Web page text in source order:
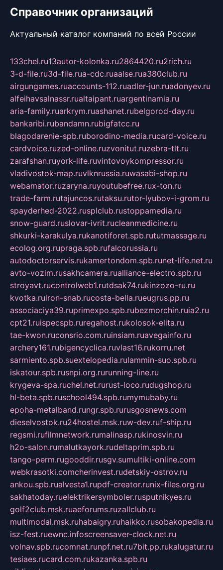
Справочник организаций
Актуальный каталог компаний по всей России
133chel.ru13autor-kolonka.ru2864420.ru2rich.ru
3-d-file.ru3d-file.rua-cdc.ruaalse.rua380club.ru
airgungames.ruaccounts-112.ruadler-jun.ruadonyev.ru
alfeihavsalnassr.rualtaipant.ruargentinamia.ru
aria-family.ruarkrym.ruashanet.rubelgorod-day.ru
bankaribi.rubandamn.rubigfatcc.ru
blagodarenie-spb.ruborodino-media.rucard-voice.ru
cardvoice.ruzed-online.ruzvonitut.ruzebra-tlt.ru
zarafshan.ruyork-life.ruvintovoykompressor.ru
vladivostok-map.ruvlknrussia.ruwasabi-shop.ru
webamator.ruzaryna.ruyoutubefree.rux-ton.ru
trade-farm.rutajuncos.rutaksu.rutor-lyubov-i-grom.ru
spayderhed-2022.rusplclub.rustoppamedia.ru
snow-guard.ruslovar-ivrit.rucleanmedicine.ru
shkurki-karakulya.rukanotiforet.spb.rututmassage.ru
ecolog.org.rupraga.spb.rufalcorussia.ru
autodoctorservis.rukamertondom.spb.runet-life.net.ru
avto-vozim.rusakhcamera.rualliance-electro.spb.ru
stroyavt.rucontrolweb1.rutdsak74.rukinzozo-ru.ru
kvotka.ruiron-snab.rucosta-bella.rueugrus.pp.ru
associaciya39.ruprimexpo.spb.rubezmorchin.ruia2.ru
cpt21.ruispecspb.ruregahost.rukolosok-elita.ru
tae-kwon.ruconsrio.com.ruinsiam.ruavegainfo.ru
archery161.rubigencyclica.ruvlast16.rukorru.net
sarmiento.spb.suextelopedia.rulammin-suo.spb.ru
iskatour.spb.rusnpi.org.rurunning-line.ru
krygeva-spa.ruchel.net.rurust-loco.rudugshop.ru
hl-beta.spb.ruschool494.spb.rumymubaby.ru
epoha-metalband.rungr.spb.rurusgosnews.com
dieselvostok.ru24hostel.msk.ruw-dev.ruf-ship.ru
regsmi.rufilmnetwork.rumalinasp.rukinosvin.ru
h2o-salon.rumalutkayork.rudeltaprim.spb.ru
tango-perm.rugooddir.rusgv.sumultiki-online.com
webkrasotki.comcherinvest.rudetskiy-ostrov.ru
ankou.spb.rualvesta1.rupdf-creator.runix-files.org.ru
sakhatoday.ruelektrikersymboler.rusputnikyes.ru
golf2club.msk.ruaeforums.ruzallclub.ru
multimodal.msk.ruhabaigry.ruhaikko.rusobakopedia.ru
isz-fest.ruewnc.infoscreensaver-clock.net.ru
volnav.spb.rucomnat.runpf.net.ru7bit.pp.rukalugatur.ru
tesiaes.rucard.com.rukazanka.spb.ru